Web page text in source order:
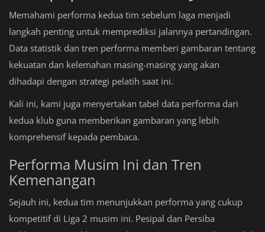
Memahami performa kedua tim sebelum laga menjadi
langkah penting untuk memprediksi jalannya pertandingan.
Data statistik dan tren performa memberi gambaran tentang
kekuatan dan kelemahan masing-masing yang akan
dihadapi dengan strategi pelatih saat ini.
Kali ini, kami juga menyertakan tabel data performa dari
kedua klub guna memberikan gambaran yang lebih
komprehensif kepada pembaca.
Performa Musim Ini dan Tren
Kemenangan
Sejauh ini, kedua tim menunjukkan performa yang cukup
kompetitif di Liga 2 musim ini. Pesipal dan Persiba